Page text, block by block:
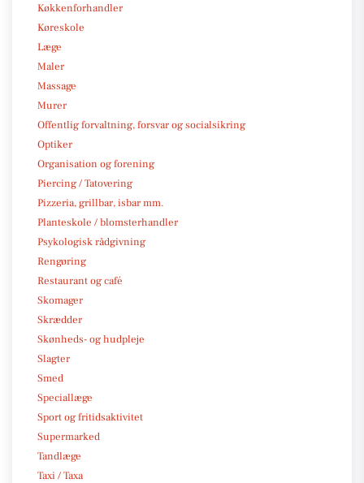
Køkkenforhandler
Køreskole
Læge
Maler
Massage
Murer
Offentlig forvaltning, forsvar og socialsikring
Optiker
Organisation og forening
Piercing / Tatovering
Pizzeria, grillbar, isbar mm.
Planteskole / blomsterhandler
Psykologisk rådgivning
Rengøring
Restaurant og café
Skomager
Skrædder
Skønheds- og hudpleje
Slagter
Smed
Speciallæge
Sport og fritidsaktivitet
Supermarked
Tandlæge
Taxi / Taxa